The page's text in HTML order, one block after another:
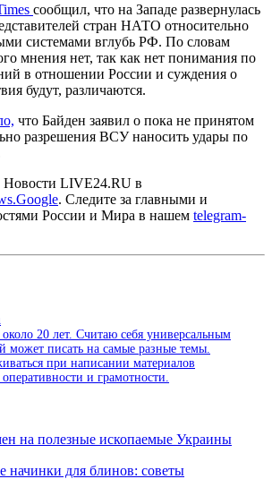
сообщил, что на Западе развернулась
стран НАТО относительно
системами вглубь РФ. По словам
мнения нет, так как нет понимания по
в отношении России и суждения о
будут, различаются.
что Байден заявил о пока не принятом
разрешения ВСУ наносить удары по
Новости LIVE24.RU в
. Следите за главными и
России и Мира в нашем telegram-
20 лет. Считаю себя универсальным
может писать на самые разные темы.
при написании материалов
и грамотности.
на полезные ископаемые Украины
начинки для блинов: советы